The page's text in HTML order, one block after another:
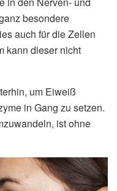
besondere
auch für die Zellen
kann dieser nicht
um Eiweiß
in Gang zu setzen.
ist ohne